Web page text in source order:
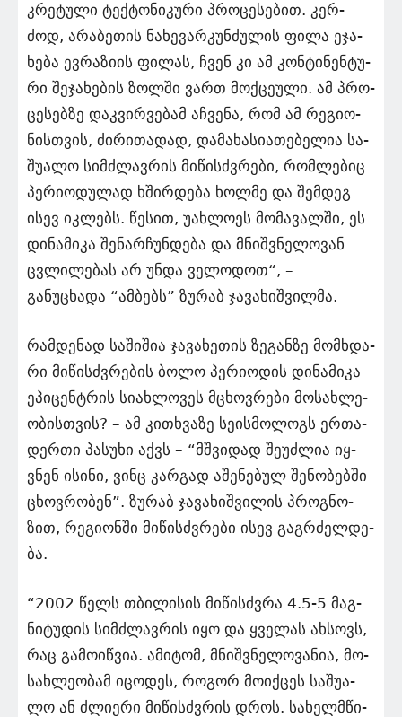
კრე­ტუ­ლი ტექ­ტო­ნი­კუ­რი პრო­ცე­სე­ბით. კერ­
ძოდ, არა­ბე­თის ნა­ხე­ვარ­კუნ­ძუ­ლის ფილა ეჯა­
ხე­ბა ევ­რა­ზი­ის ფი­ლას, ჩვენ კი ამ კონ­ტი­ნენ­ტუ­
რი შე­ჯა­ხე­ბის ზოლ­ში ვართ მოქ­ცე­უ­ლი. ამ პრო­
ცე­სებ­ზე დაკ­ვირ­ვე­ბამ აჩ­ვე­ნა, რომ ამ რე­გი­ო­
ნის­თვის, ძი­რი­თა­დად, და­მა­ხა­სი­ა­თე­ბე­ლია სა­
შუ­ა­ლო სიმ­ძლავ­რის მი­წისძვრე­ბი, რომ­ლე­ბიც
პე­რი­ო­დუ­ლად ხშირ­დე­ბა ხოლ­მე და შემ­დეგ
ისევ იკ­ლებს. წე­სით, უახ­ლო­ეს მო­მა­ვალ­ში, ეს
დი­ნა­მი­კა შე­ნარ­ჩუნ­დე­ბა და მნიშ­ვნე­ლო­ვან
ცვლი­ლე­ბას არ უნდა ვე­ლო­დოთ“, –
განუცხადა “ამბებს” ზუ­რაბ ჯა­ვა­ხიშ­ვი­ლმა.
რამ­დე­ნად სა­ში­შია ჯა­ვა­ხე­თის ზე­გან­ზე მომ­ხდა­
რი მი­წისძვრე­ბის ბოლო პე­რი­ო­დის დი­ნა­მი­კა
ეპი­ცენ­ტრის სი­ახ­ლო­ვეს მცხოვ­რე­ბი მო­სახ­ლე­
ო­ბის­თვის? – ამ კი­თხვა­ზე სე­ის­მო­ლოგს ერ­თა­
დერ­თი პა­სუ­ხი აქვს – “მშვი­დად შე­უძ­ლია იყ­
ვნენ ისი­ნი, ვინც კარ­გად აშე­ნე­ბულ შე­ნო­ბებ­ში
ცხოვ­რო­ბენ”. ზუ­რაბ ჯა­ვა­ხიშ­ვი­ლის პროგ­ნო­
ზით, რე­გი­ონ­ში მი­წისძვრე­ბი ისევ გაგ­რძელ­დე­
ბა.
“2002 წელს თბი­ლი­სის მი­წისძვრა 4.5-5 მაგ­
ნი­ტუ­დის სიმ­ძლავ­რის იყო და ყვე­ლას ახ­სოვს,
რაც გა­მო­იწ­ვია. ამი­ტომ, მნიშ­ვნე­ლო­ვა­ნია, მო­
სახ­ლე­ო­ბამ იცო­დეს, რო­გორ მო­იქ­ცეს სა­შუ­ა­
ლო ან ძლი­ე­რი მი­წისძვრის დროს. სა­ხელ­მწი­